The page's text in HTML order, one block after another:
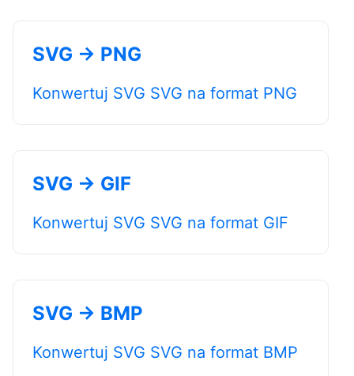
SVG → PNG
Konwertuj SVG SVG na format PNG
SVG → GIF
Konwertuj SVG SVG na format GIF
SVG → BMP
Konwertuj SVG SVG na format BMP